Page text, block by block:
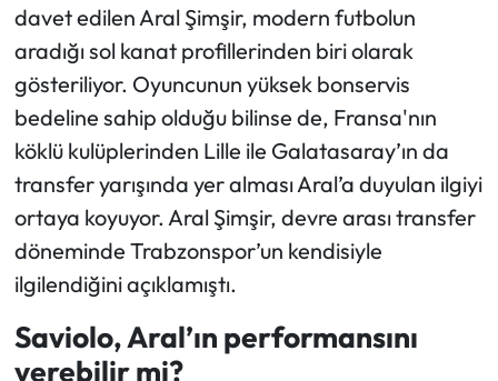
davet edilen Aral Şimşir, modern futbolun
aradığı sol kanat profillerinden biri olarak
gösteriliyor. Oyuncunun yüksek bonservis
bedeline sahip olduğu bilinse de, Fransa'nın
köklü kulüplerinden Lille ile Galatasaray’ın da
transfer yarışında yer alması Aral’a duyulan ilgiyi
ortaya koyuyor. Aral Şimşir, devre arası transfer
döneminde Trabzonspor’un kendisiyle
ilgilendiğini açıklamıştı.
Saviolo, Aral’ın performansını
verebilir mi?